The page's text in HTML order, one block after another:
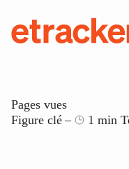
Pages vues
Figure clé
1 min